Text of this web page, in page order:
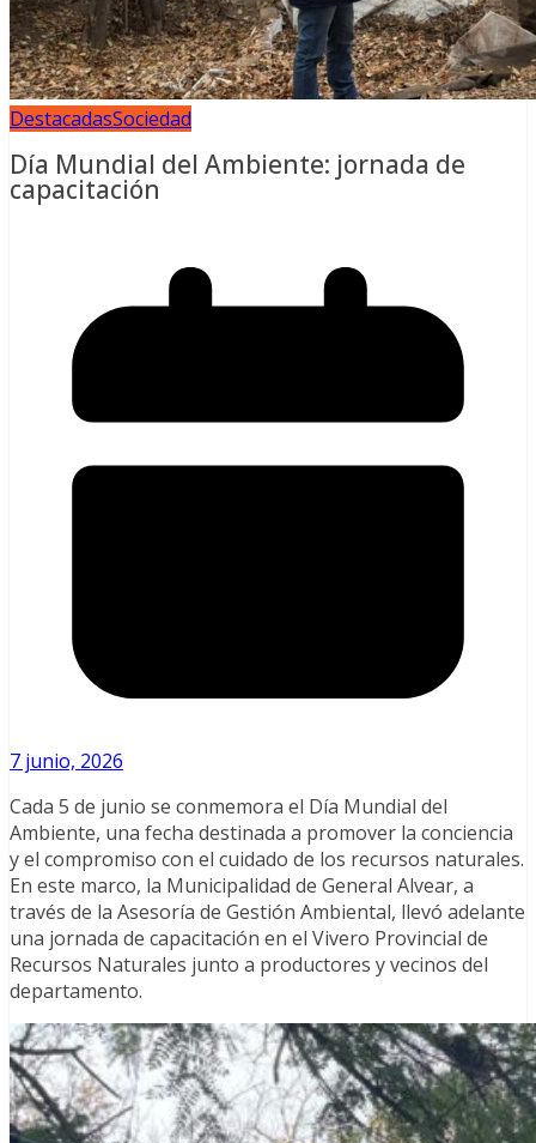
DestacadasSociedad
Día Mundial del Ambiente: jornada de
capacitación
7 junio, 2026
Cada 5 de junio se conmemora el Día Mundial del
Ambiente, una fecha destinada a promover la conciencia
y el compromiso con el cuidado de los recursos naturales.
En este marco, la Municipalidad de General Alvear, a
través de la Asesoría de Gestión Ambiental, llevó adelante
una jornada de capacitación en el Vivero Provincial de
Recursos Naturales junto a productores y vecinos del
departamento.